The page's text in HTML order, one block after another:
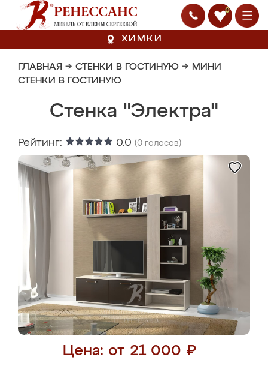
0
ХИМКИ
ГЛАВНАЯ → СТЕНКИ В ГОСТИНУЮ → МИНИ
СТЕНКИ В ГОСТИНУЮ
Стенка "Электра"
Рейтинг: 0.0 (0 голосов)
Цена: от 21 000 ₽